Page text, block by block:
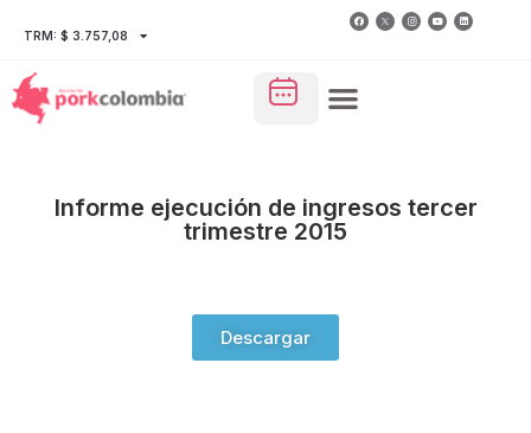
TRM: $ 3.757,08
Informe ejecución de ingresos tercer
trimestre 2015
Descargar